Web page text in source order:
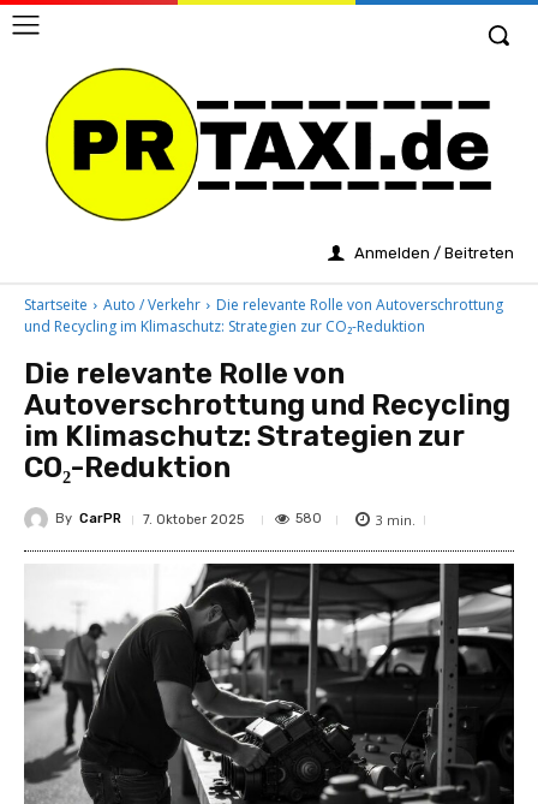
Anmelden / Beitreten
Startseite Auto / Verkehr
Die relevante Rolle von Autoverschrottung
und Recycling im Klimaschutz: Strategien zur CO₂-Reduktion
Die relevante Rolle von
Autoverschrottung und Recycling
im Klimaschutz: Strategien zur
CO₂-Reduktion
By CarPR 7. Oktober 2025 580 3 min.